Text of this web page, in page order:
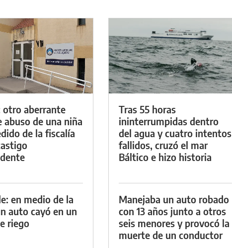
otro aberrante
abuso de una niña
de la fiscalía
en medio de la
auto cayó en un
riego
Tras 55 horas
ininterrumpidas dentro
del agua y cuatro intentos
fallidos, cruzó el mar
Báltico e hizo historia
Manejaba un auto robado
con 13 años junto a otros
seis menores y provocó la
muerte de un conductor